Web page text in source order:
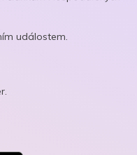
událostem.